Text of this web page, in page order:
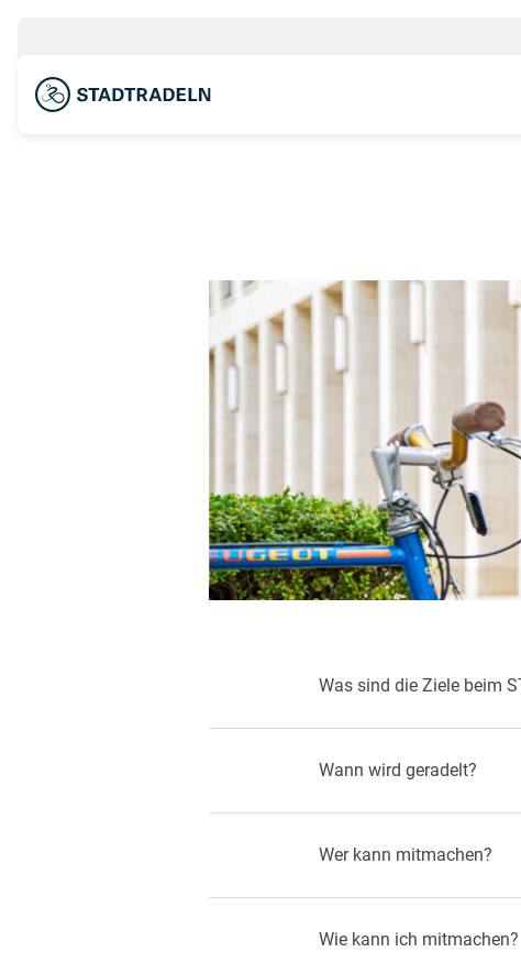
Was sind die Ziele beim
Wann wird geradelt?
Wer kann mitmachen?
Wie kann ich mitmachen?